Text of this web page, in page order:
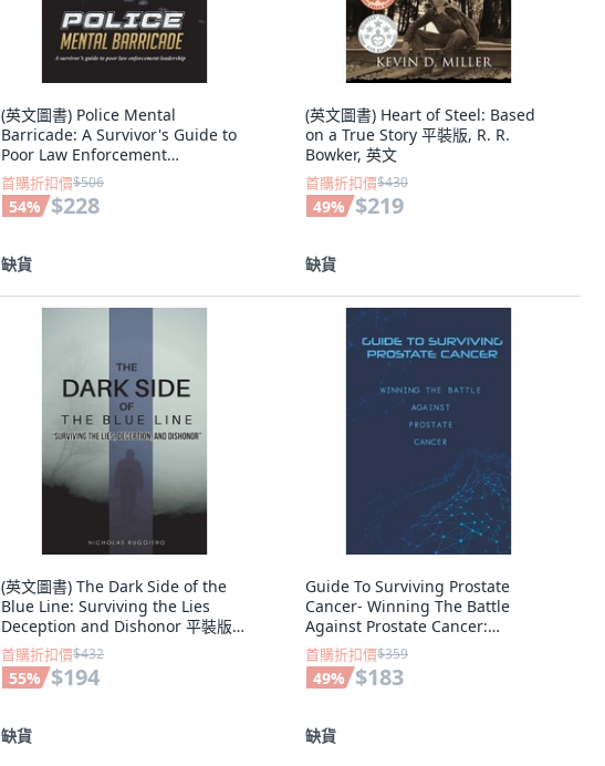
(英文圖書) Police Mental
Barricade: A Survivor's Guide to
Poor Law Enforcement
Leadership 平裝版, Bookbaby, 英
文
首購折扣價$506
54% $228
缺貨
(英文圖書) Heart of Steel: Based
on a True Story 平裝版, R. R.
Bowker, 英文
首購折扣價$430
49% $219
缺貨
(英文圖書) The Dark Side of the
Blue Line: Surviving the Lies
Deception and Dishonor 平裝版,
Bookbaby, 英文
首購折扣價$432
55% $194
缺貨
Guide To Surviving Prostate
Cancer- Winning The Battle
Against Prostate Cancer:
Prostate Cancer Awar... 平裝版,
Independently Published, 英文
首購折扣價$359
49% $183
缺貨